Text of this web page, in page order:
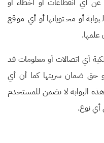
عن أي انقطاعات أو أخطاء أو
أو محتوياتها أو أي موقع
علمها.
أي اتصالات أو معلومات قد
حق ضمان سريتها كما أن أي
البوابة لا تضمن للمستخدم
أي نوع.